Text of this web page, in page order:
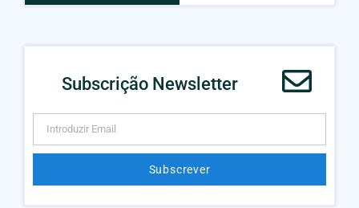
Subscrição Newsletter
Subscrever